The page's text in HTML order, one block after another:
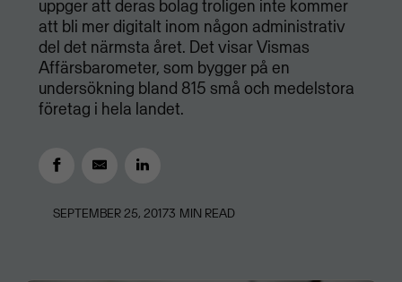
uppger att deras bolag troligen inte kommer
att bli mer digitalt inom någon administrativ
del det närmsta året. Det visar Vismas
Affärsbarometer, som bygger på en
undersökning bland 815 små och medelstora
företag i hela landet.
SEPTEMBER 25, 20173 MIN READ